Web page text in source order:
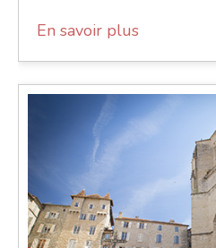
En savoir plus